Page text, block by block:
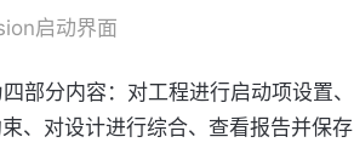
启动界面
部分内容：对工程进行启动项设置、
、对设计进行综合、查看报告并保存